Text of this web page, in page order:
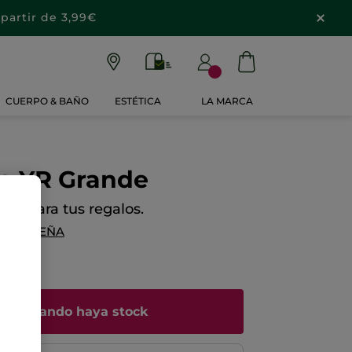
partir de 3,99€
CUERPO & BAÑO ESTÉTICA LA MARCA
YR Grande
para tus regalos.
RESEÑA
cuando haya stock